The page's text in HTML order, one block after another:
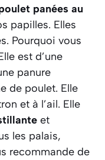
panées au
papilles. Elles
Pourquoi vous
est d’une
panure
de poulet. Elle
et à l’ail. Elle
et
les palais,
recommande de